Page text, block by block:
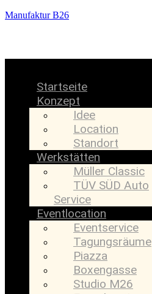
Manufaktur B26
Startseite
Konzept
Idee
Location
Standort
Werkstätten
Müller Classic
TÜV SÜD Auto
Service
Eventlocation
Eventservice
Tagungsräume
Piazza
Boxengasse
Studio M26